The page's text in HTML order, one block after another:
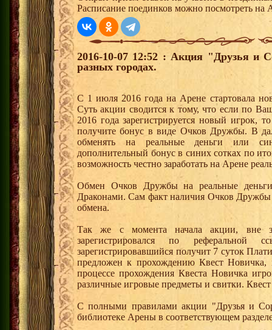
Расписание поединков можно посмотреть на
2016-10-07 12:52 : Акция "Друзья и
разных городах.
С 1 июля 2016 года на Арене стартовала
Суть акции сводится к тому, что если по
2016 года зарегистрируется новый
получите бонус в виде Очков Дружбы. В
обменять на реальные деньги или
дополнительный бонус в синих сотках по
возможность честно заработать на Арене
Обмен Очков Дружбы на реальные деньги
Драконами. Сам факт наличия Очков Дружбы
обмена.
Так же с момента начала акции, вне
зарегистрировался по
зарегистрировавшийся получит 7 суток
предложен к прохождению Квест
процессе прохождения Квеста Новичка
различные игровые предметы и свитки.
С полными правилами акции "Друзья и
библиотеке Арены в соответствующем